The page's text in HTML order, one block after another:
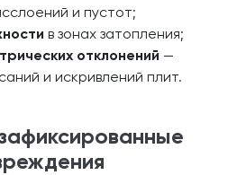
и пустот;
в зонах затопления;
отклонений —
и искривлений плит.